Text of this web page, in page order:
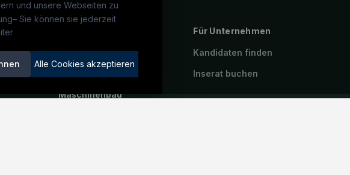
und unsere Webseiten zu
– Sie können sie jederzeit
Alle Cookies akzeptieren
Elektrotechniker:in
Maschinenbau
Für Unternehmen
Kandidaten finden
Inserat buchen